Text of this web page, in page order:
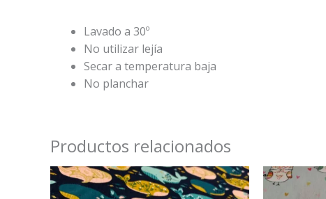
Lavado a 30º
No utilizar lejía
Secar a temperatura baja
No planchar
Productos relacionados